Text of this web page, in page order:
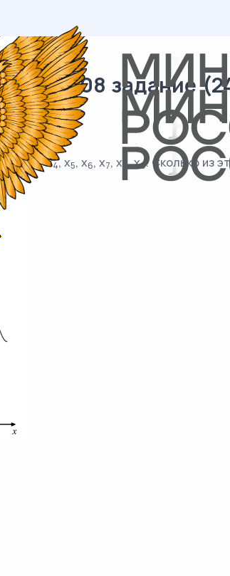
/ 08 задание
1, x2, x3, x4, x5, x6, x7, x 8, x9. Сколько из